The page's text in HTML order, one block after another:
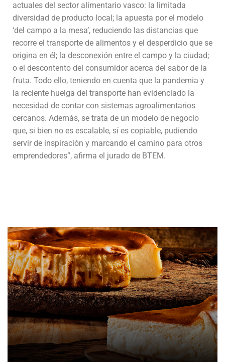
actuales del sector alimentario vasco: la limitada
diversidad de producto local; la apuesta por el modelo
‘del campo a la mesa’, reduciendo las distancias que
recorre el transporte de alimentos y el desperdicio que se
origina en él; la desconexión entre el campo y la ciudad;
o el descontento del consumidor acerca del sabor de la
fruta. Todo ello, teniendo en cuenta que la pandemia y
la reciente huelga del transporte han evidenciado la
necesidad de contar con sistemas agroalimentarios
cercanos. Además, se trata de un modelo de negocio
que, si bien no es escalable, sí es copiable, pudiendo
servir de inspiración y marcando el camino para otros
emprendedores”, afirma el jurado de BTEM.